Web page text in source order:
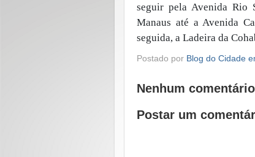
seguir pela Avenida Rio
Manaus até a Avenida
seguida, a Ladeira da
Postado por Blog do Cidade
Nenhum
Postar um